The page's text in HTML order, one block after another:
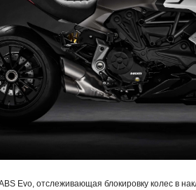
Evo, отслеживающая блокировку колес в